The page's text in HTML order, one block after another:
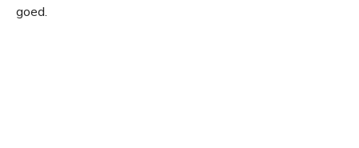
goed.